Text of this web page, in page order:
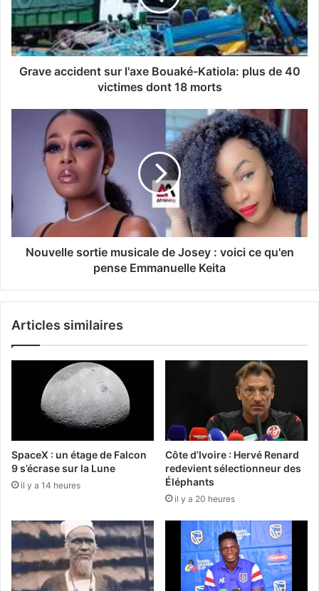
Grave accident sur l'axe Bouaké-Katiola: plus de 40
victimes dont 18 morts
Nouvelle sortie musicale de Josey : voici ce qu'en
pense Emmanuelle Keita
Articles similaires
SpaceX : un étage de Falcon
9 s’écrase sur la Lune
il y a 14 heures
Côte d’Ivoire : Hervé Renard
redevient sélectionneur des
Éléphants
il y a 20 heures